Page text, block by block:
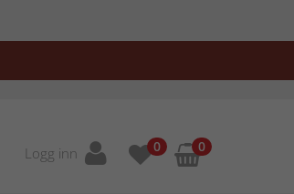
Logg inn 0 0